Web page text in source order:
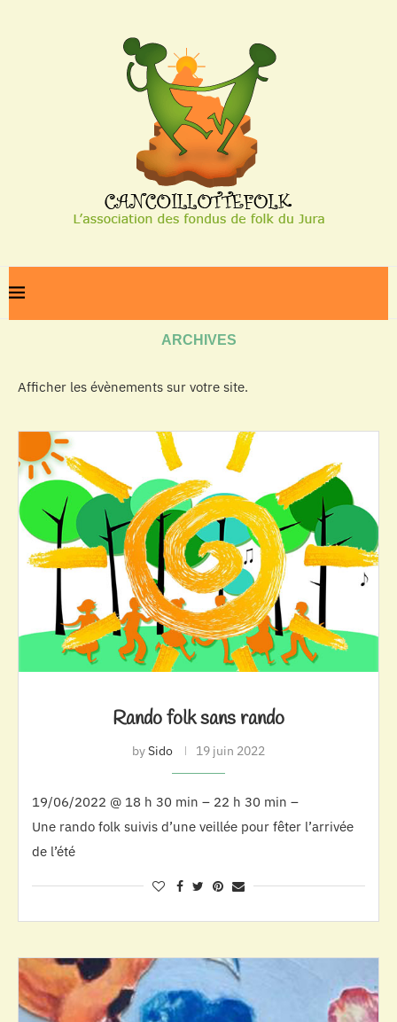
ARCHIVES
Afficher les évènements sur votre site.
Rando folk sans rando
bySido 19 juin 2022
19/06/2022 @ 18 h 30 min – 22 h 30 min –
Une rando folk suivis d’une veillée pour fêter l’arrivée
de l’été